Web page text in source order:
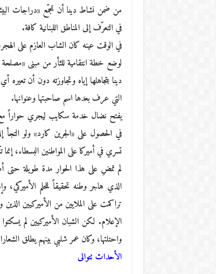
من ضمن نشاط دينا أن تجمّع «دراجات
في التعرّف إلى المناطق اللبنانية كافة.
في الوقت عينه كان الشاب العازم على
لوضع خطة انتقامية للثأر من مبنى «مصلحة
دينا بتجاهلها إياه وتجاوزته دون أن
التي عرف بعدها اسم صاحبتها وعنوانها.
يفتح نضال خدمة سكايب ليجري حواراً مع
في الحصول على «الجرين كارد» ولو
تسري في أميركا على المواطنين البسطاء،
لم تمضِ على هذا الحوار مدة طويلة حتى
الذي هاجر وطنه تحقيقاً للحلم الأميركي،
تراكمت على الملايين من الأميركيين
الإعلام. لكن الشبان الأميركيين لم
واحتلتها، وكان عمر شلبي بينهم يطلق
الأحداث تتوالى